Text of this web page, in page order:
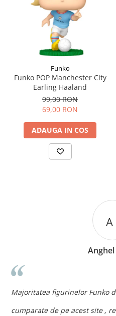
Funko
Funko POP Manchester City
Earling Haaland
99,00 RON
69,00 RON
ADAUGA IN COS
A
Majoritatea figurinelor Funko
cumparate de pe acest site ,